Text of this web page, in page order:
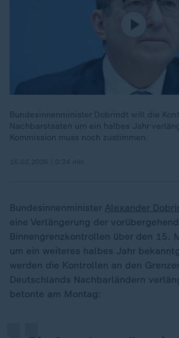
Bundesinnenminister Dobrindt will die
Nachbarstaaten um ein halbes Jahr
Kommission muss noch zustimmen.
Bundesinnenminister Alexander
eine Verlängerung der
Binnengrenzkontrollen über den 15.
um ein weiteres halbes Jahr
werden die Kontrollen an den
Deutschlands Nachbarländern
betonte am Montag:
„